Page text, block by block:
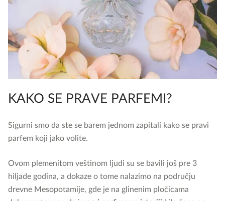
KAKO SE PRAVE PARFEMI?
Sigurni smo da ste se barem jednom zapitali kako se pravi
parfem koji jako volite.
Ovom plemenitom veštinom ljudi su se bavili još pre 3
hiljade godina, a dokaze o tome nalazimo na području
drevne Mesopotamije, gde je na glinenim pločicama
Zdravo, tu sam da Vam pomognem da
poručite svoj omiljeni parfem danas ali i za
sva ostala pitanja?